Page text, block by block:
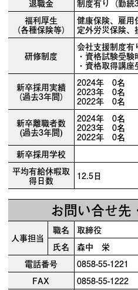
退職金
制度有り（勤続
福利厚生
（各種保険等）
健康保険、雇用
定外労災保険
研修制度
会社支援制度有
・資格試験受
・資格取得講
新卒採用実績
（過去3年間）
2024年 0名
2023年 0名
2022年 0名
新卒離職者数
(過去3年間)
2024年 0名
2023年 0名
2022年 0名
新卒採用学校
平均有給休暇取
得日数 12.5日
お問い合せ先
人事担当
職名
取締役
氏名
森中 栄
電話番号
0858-55-1221
FAX
0858-55-1222